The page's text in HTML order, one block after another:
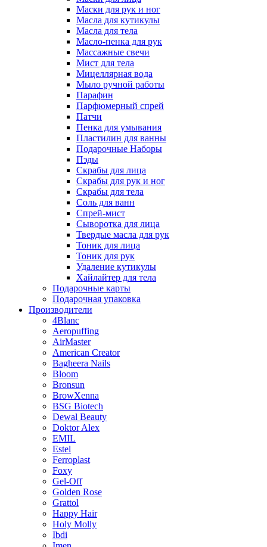
Маски для рук и ног
Масла для кутикулы
Масла для тела
Масло-пенка для рук
Массажные свечи
Мист для тела
Мицеллярная вода
Мыло ручной работы
Парафин
Парфюмeрный спрей
Патчи
Пенка для умывания
Пластилин для ванны
Подарочные Наборы
Пэды
Скрабы для лица
Скрабы для рук и ног
Скрабы для тела
Соль для ванн
Спрей-мист
Сыворотка для лица
Твердые масла для рук
Тоник для лица
Тоник для рук
Удаление кутикулы
Хайлайтер для тела
Подарочные карты
Подарочная упаковка
Производители
4Blanc
Aeropuffing
AirMaster
American Creator
Bagheera Nails
Bloom
Bronsun
BrowXenna
BSG Biotech
Dewal Beauty
Doktor Alex
EMIL
Estel
Ferroplast
Foxy
Gel-Off
Golden Rose
Grattol
Happy Hair
Holy Molly
Ibdi